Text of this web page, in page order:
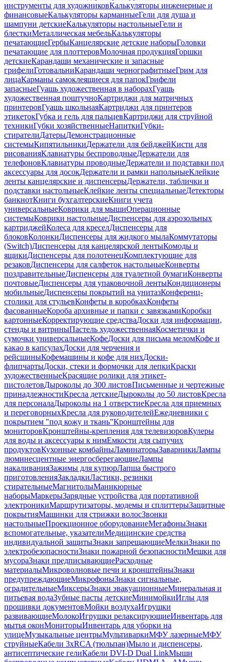
инструменты для художниковКалькуляторы инженерные и
финансовыеКалькуляторы карманныеГели для душа и
шампуни детскиеКалькуляторы настольныеГели и
блесткиМеталлическая мебельКалькуляторы
печатающиеГербыКанцелярские детские наборыГоловки
печатающие для плоттеровМолочная продукцияГоршки
детскиеКарандаши механические и запасные
грифелиГотовальниКарандаши чернографитныеГрим для
лицаКарманы самоклеящиеся для папокГрифели
запасныеГуашь художественная в наборахГуашь
художественная поштучноКартриджи для матричных
принтеровГуашь школьнаяКартриджи для принтеров
этикетокГубка и гель для пальцевКартриджи для струйной
техникиГубки хозяйственныеНапиткиГубки-
стирателиДатерыДемонстрационные
системыКипятильникиДержатели для бейджейКисти для
рисованияКлавиатуры беспроводныеДержатели для
телефоновКлавиатуры проводныеДержатели и подставки под
аксессуары для досокДержатели и рамки напольныеКлейкие
ленты канцелярские и диспенсерыДержатели, таблички и
подставки настольныеКлейкие ленты специальныеДетекторы
банкнотКниги бухгалтерскиеКниги учета
универсальныеКоврики для мышиОперационные
системыКоврики настольныеДиспенсеры для аэрозольных
картриджейКолеса для креселДиспенсеры для
блоковКолонкиДиспенсеры для жидкого мылаКоммутаторы
(Switch)Диспенсеры для канцелярской лентыКомоды и
ящикиДиспенсеры для полотенецКомплектующие для
резаковДиспенсеры для салфеток настольныеКонверты
поздравительныеДиспенсеры для туалетной бумагиКонверты
почтовыеДиспенсеры для упаковочной лентыКондиционеры
мобильныеДиспенсеры покрытий на унитазКонференц-
столики для стульевКонфеты в коробкахКонфеты
фасованныеКороба архивные и папки с завязкамиКоробки
картонныеКорректирующие средстваДоски для информации,
стенды и витриныПастель художественнаяКосметички и
сумочки универсальныеКофеДоски для письма меломКофе и
какао в капсулахДоски для черчения и
рейсшиныКофемашины и кофе для нихДоски-
флипчартыДоски, стеки и формочки для лепкиКраски
художественныеКрасящие ролики для этикет-
пистолетовДыроколы до 300 листовПисьменные и чертежные
принадлежностиКресла детскиеДыроколы до 50 листовКресла
для персоналаДыроколы на 1 отверстиеКресла для приемных
и переговорныхКресла для руководителейЕжедневники с
покрытием "под кожу и ткань"Кронштейны для
мониторовКронштейны-крепления для телевизоровКулеры
для воды и аксессуары к нимЕмкости для сыпучих
продуктовКухонные комбайныЛаминаторыЗаварникиЛампы
люминесцентные энергосберегающиеЛампы
накаливанияЗажимы для купюрЛапша быстрого
приготовленияЗакладкиЛастики, резинки
стирательныеМагнитолыМаникюрные
наборыМаркерыЗарядные устройства для портативной
электроникиМаршрутизаторы, модемы и сплиттерыЗащитные
покрытияМашинки для стрижки волосЗвонки
настольныеПроекционное оборудованиеМегафоныЗнаки
вспомогательные, указателиМедицинские средства
индивидуальной защитыЗнаки запрещающиеМелкиЗнаки по
электробезопасностиЗнаки пожарной безопасностиМешки для
мусораЗнаки предписывающиеРасходные
материалыМикроволновые печи и кронштейныЗнаки
предупреждающиеМикрофоныЗнаки сигнальные,
оградительныеМиксерыЗнаки эвакуационныеМинеральная и
питьевая водаЗубные пасты детскиеМинимойкиИглы для
прошивки документовМойки воздухаИгрушки
развивающиеМолокоИгрушки релаксирующиеИнвентарь для
мытья оконМониторыИнвентарь для уборки на
улицеМузыкальные центрыМультиваркиМФУ лазерныеМФУ
струйныеКабели 3xRCA (тюльпан)Мыло и диспенсеры,
антисептические гелиКабели DVI-D Dual LinkМыши